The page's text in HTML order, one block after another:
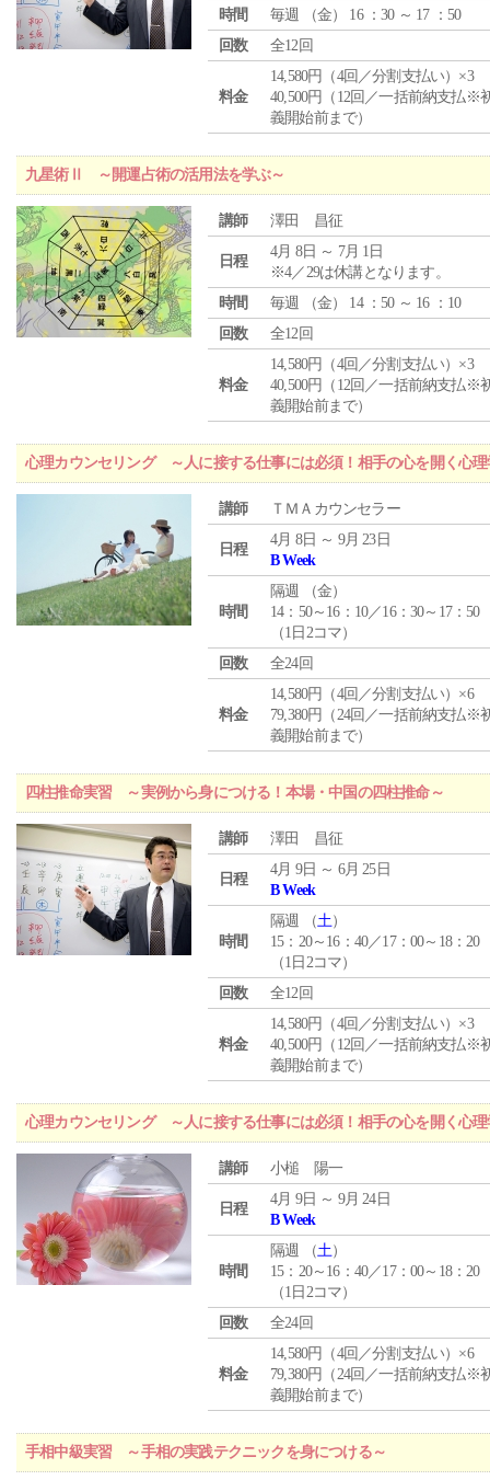
時間
毎週 （金） 16 ：30 ～ 17 ：50
回数
全12回
料金
14,580円（4回／分割支払い）×3
40,500円（12回／一括前納支払※
義開始前まで）
九星術Ⅱ ～開運占術の活用法を学ぶ～
講師 澤田 昌征
日程
4月 8日 ～ 7月 1日
※4／29は休講となります。
時間
毎週 （金） 14 ：50 ～ 16 ：10
回数
全12回
料金
14,580円（4回／分割支払い）×3
40,500円（12回／一括前納支払※
義開始前まで）
心理カウンセリング ～人に接する仕事には必須！相手の心を開く心理
講師 ＴＭＡカウンセラー
日程
4月 8日 ～ 9月 23日
B Week
時間
隔週 （金）
14：50～16：10／16：30～17：50
（1日2コマ）
回数
全24回
料金
14,580円（4回／分割支払い）×6
79,380円（24回／一括前納支払※
義開始前まで）
四柱推命実習 ～実例から身につける！本場・中国の四柱推命～
講師 澤田 昌征
日程
4月 9日 ～ 6月 25日
B Week
時間
隔週 （土）
15：20～16：40／17：00～18：20
（1日2コマ）
回数
全12回
料金
14,580円（4回／分割支払い）×3
40,500円（12回／一括前納支払※
義開始前まで）
心理カウンセリング ～人に接する仕事には必須！相手の心を開く心理
講師 小槌 陽一
日程
4月 9日 ～ 9月 24日
B Week
時間
隔週 （土）
15：20～16：40／17：00～18：20
（1日2コマ）
回数
全24回
料金
14,580円（4回／分割支払い）×6
79,380円（24回／一括前納支払※
義開始前まで）
手相中級実習 ～手相の実践テクニックを身につける～